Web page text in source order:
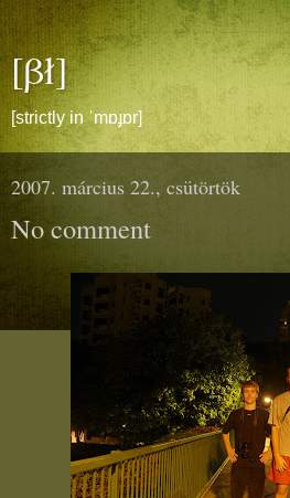
[βł]
[strictly in ˈmɒɟɒr]
2007. március 22., csütörtök
No comment